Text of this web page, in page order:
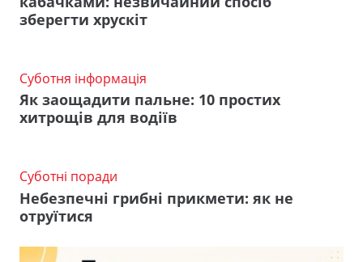
зберегти хрускіт
Суботня інформація
Як заощадити пальне: 10 простих
хитрощів для водіїв
Суботні поради
Небезпечні грибні прикмети: як не
отруїтися